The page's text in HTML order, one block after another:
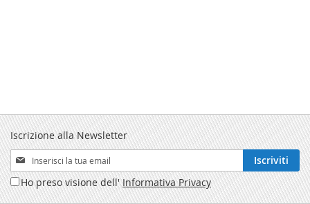
Iscrizione alla Newsletter
Iscriviti
alla
nostra
Newsletter:
Iscriviti
Ho preso visione dell'Informativa Privacy